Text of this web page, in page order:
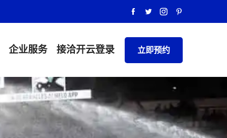
企业服务 接洽开云登录 立即预约